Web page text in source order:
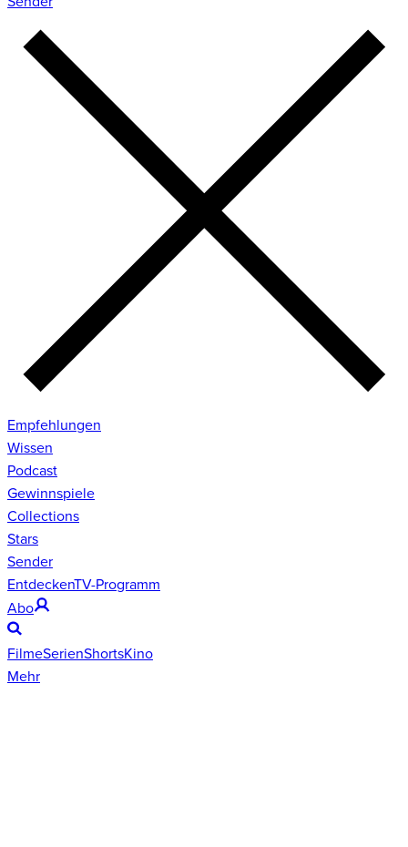
Empfehlungen
Wissen
Podcast
Gewinnspiele
Collections
Stars
Sender
EntdeckenTV-Programm
Abo
FilmeSerienShortsKino
Mehr